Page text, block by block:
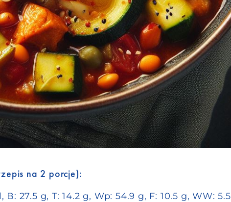
na 2 porcje):
27.5 g, T: 14.2 g, Wp: 54.9 g, F: 10.5 g, WW: 5.5